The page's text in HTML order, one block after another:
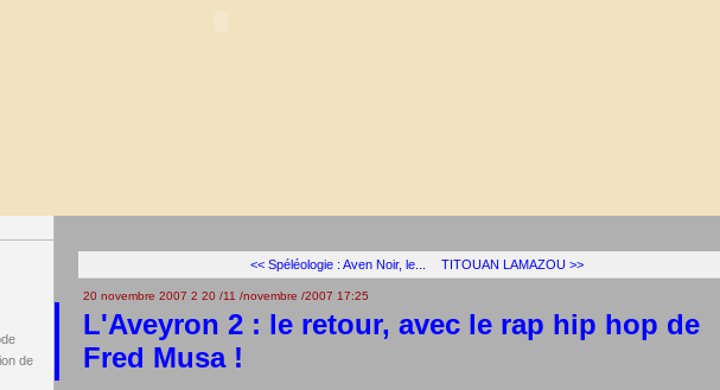
de
<< Spéléologie : Aven Noir, le... TITOUAN LAMAZOU >>
20 novembre 2007 2 20 /11 /novembre /2007 17:25
L'Aveyron 2 : le retour, avec le rap hip hop de
Fred Musa !